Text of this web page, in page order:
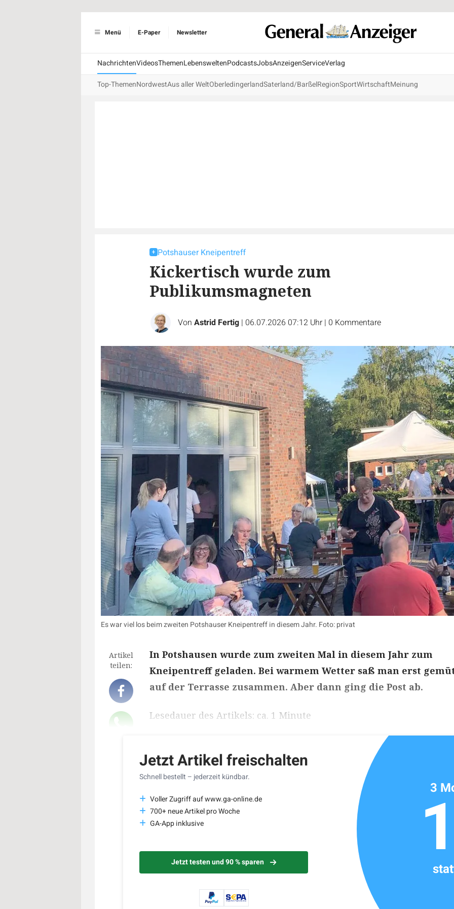
Menü E-Paper Newsletter
NachrichtenVideosThemenLebensweltenPodcastsJobsAnzeigenServiceVerlag
Top-ThemenNordwestAus aller WeltOberledingerlandSaterland/BarßelRegionSportWirtschaftMeinung
Potshauser Kneipentreff
Kickertisch wurde zum
Publikumsmagneten
Von Astrid Fertig | 06.07.2026 07:12 Uhr | 0 Kommentare
Es war viel los beim zweiten Potshauser Kneipentreff in diesem Jahr. Foto: privat
Artikel
teilen:
In Potshausen wurde zum zweiten Mal in diesem Jahr zum
Kneipentreff geladen. Bei warmem Wetter saß man erst
auf der Terrasse zusammen. Aber dann ging die Post ab.
Lesedauer des Artikels: ca. 1 Minute
Jetzt Artikel freischalten
Schnell bestellt – jederzeit kündbar.
Voller Zugriff auf www.ga-online.de
700+ neue Artikel pro Woche
GA-App inklusive
Jetzt testen und 90 % sparen
3